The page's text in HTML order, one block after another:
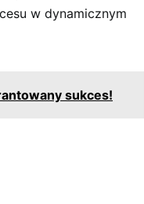
w dynamicznym
sukces!